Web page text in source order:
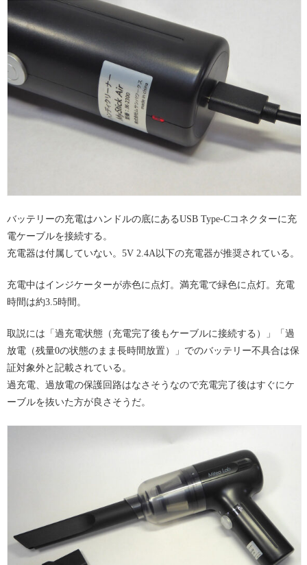
バッテリーの充電はハンドルの底にあるUSB Type-Cコネクターに充
電ケーブルを接続する。
充電器は付属していない。5V 2.4A以下の充電器が推奨されている。
充電中はインジケーターが赤色に点灯。満充電で緑色に点灯。充電
時間は約3.5時間。
取説には「過充電状態（充電完了後もケーブルに接続する）」「過
放電（残量0の状態のまま長時間放置）」でのバッテリー不具合は保
証対象外と記載されている。
過充電、過放電の保護回路はなさそうなので充電完了後はすぐにケ
ーブルを抜いた方が良さそうだ。